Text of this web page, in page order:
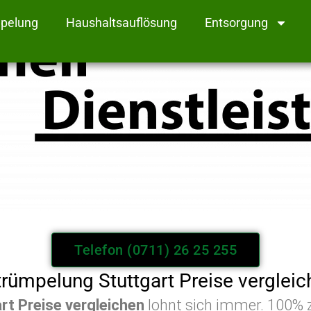
Haushaltsauflösung Entsorgung
Telefon (0711) 26 25 255
Stuttgart Preise
Preise vergleichen lohnt sich immer. 100%